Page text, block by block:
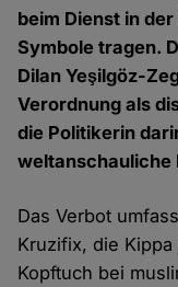
beim Dienst in
Symbole tragen.
Dilan Yeşilgöz-
Verordnung als
die Politikerin
weltanschauliche
Das Verbot
Kruzifix, die
Kopftuch bei